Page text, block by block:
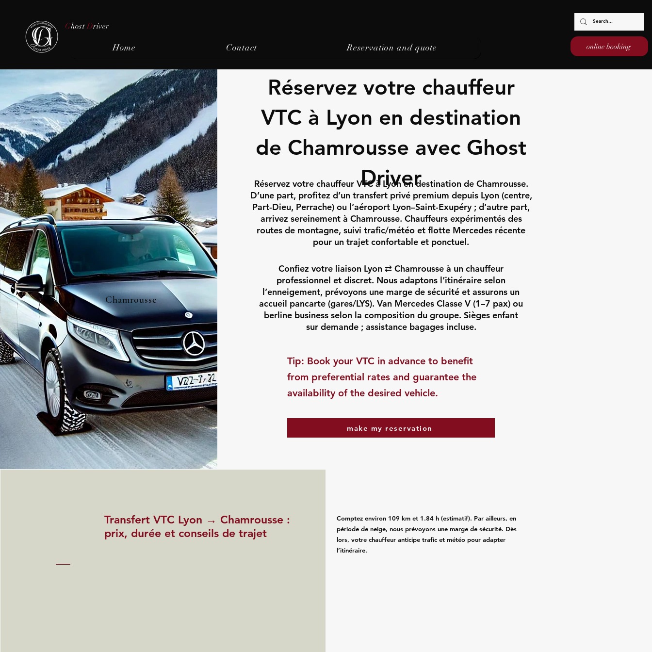
Ghost Driver
Home Contact Reservation and quote online booking
Chamrousse
Réservez votre chauffeur
VTC à Lyon en destination
de Chamrousse avec Ghost
Driver
Réservez votre chauffeur VTC à Lyon en destination de Chamrousse.
D’une part, profitez d’un transfert privé premium depuis Lyon (centre,
Part-Dieu, Perrache) ou l’aéroport Lyon–Saint-Exupéry ; d’autre part,
arrivez sereinement à Chamrousse. Chauffeurs expérimentés des
routes de montagne, suivi trafic/météo et flotte Mercedes récente
pour un trajet confortable et ponctuel.
Confiez votre liaison Lyon ⇄ Chamrousse à un chauffeur
professionnel et discret. Nous adaptons l’itinéraire selon
l’enneigement, prévoyons une marge de sécurité et assurons un
accueil pancarte (gares/LYS). Van Mercedes Classe V (1–7 pax) ou
berline business selon la composition du groupe. Sièges enfant
sur demande ; assistance bagages incluse.
​Tip: Book your VTC in advance to benefit
from preferential rates and guarantee the
availability of the desired vehicle.
make my reservation
Transfert VTC Lyon → Chamrousse :
prix, durée et conseils de trajet
Comptez environ 109 km et 1.84 h (estimatif). Par ailleurs, en
période de neige, nous prévoyons une marge de sécurité. Dès
lors, votre chauffeur anticipe trafic et météo pour adapter
l’itinéraire.